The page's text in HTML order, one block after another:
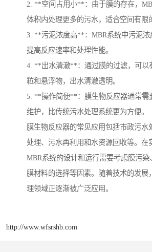
2. **空间占用小**：由于膜的存在，
体积内处理更多的污水，适合空间有限
3. **污泥浓度高**：MBR系统中污泥浓
提高反应速率和处理性能。
4. **出水清澈**：通过膜的过滤，可以
粒和悬浮物，出水清澈透明。
5. **操作简便**：膜生物反应器通常需
维护，比传统污水处理系统更为方便。
膜生物反应器的常见应用包括市政污水
处理、污水再利用和水资源回收等。在
MBR系统的设计和运行需要考虑膜污染
膜材料的选择等因素。随着技术的发展
理领域正逐渐被广泛应用。
http://www.wfsrshb.com